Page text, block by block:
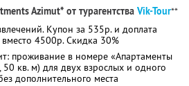
Azimut* от турагентства Vik-Tour**
Купон за 535р. и доплата
вместо 4500р.Скидка 30%
проживание в номере «Апартаменты
50 кв. м) для двух взрослых и одного
дополнительного места